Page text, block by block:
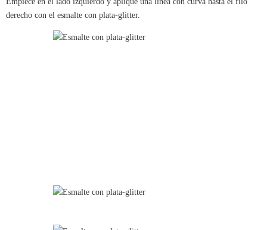
derecho con el esmalte con plata-glitter.